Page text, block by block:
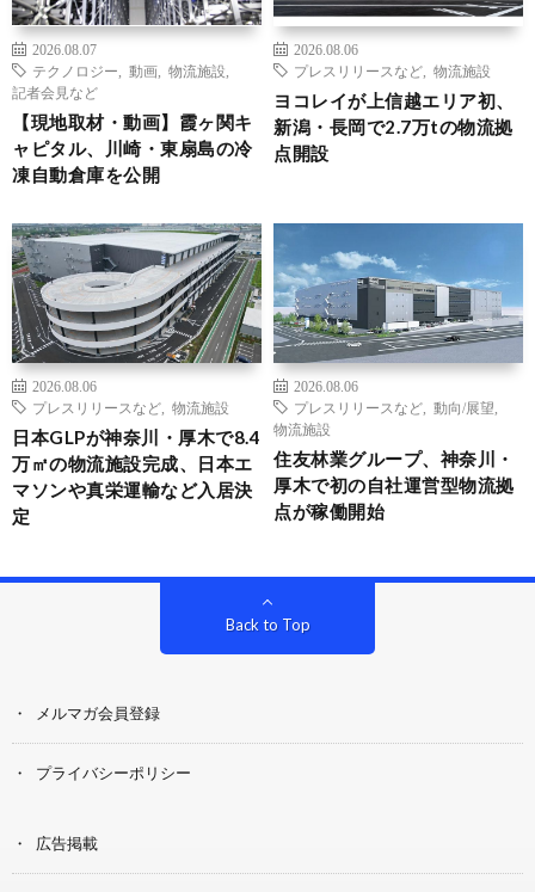
2026.08.07
テクノロジー
動画 物流施設
記者会見など
【現地取材・動画】霞ヶ関キ
ャピタル、川崎・東扇島の冷
凍自動倉庫を公開
2026.08.06
プレスリリースなど
物流施設
ヨコレイが上信越エリア初、
新潟・長岡で2.7万tの物流拠
点開設
2026.08.06
プレスリリースなど
物流施設
日本GLPが神奈川・厚木で8.4
万㎡の物流施設完成、日本エ
マソンや真栄運輸など入居決
定
2026.08.06
プレスリリースなど
動向/展望
物流施設
住友林業グループ、神奈川・
厚木で初の自社運営型物流拠
点が稼働開始
Back to Top
メルマガ会員登録
プライバシーポリシー
広告掲載